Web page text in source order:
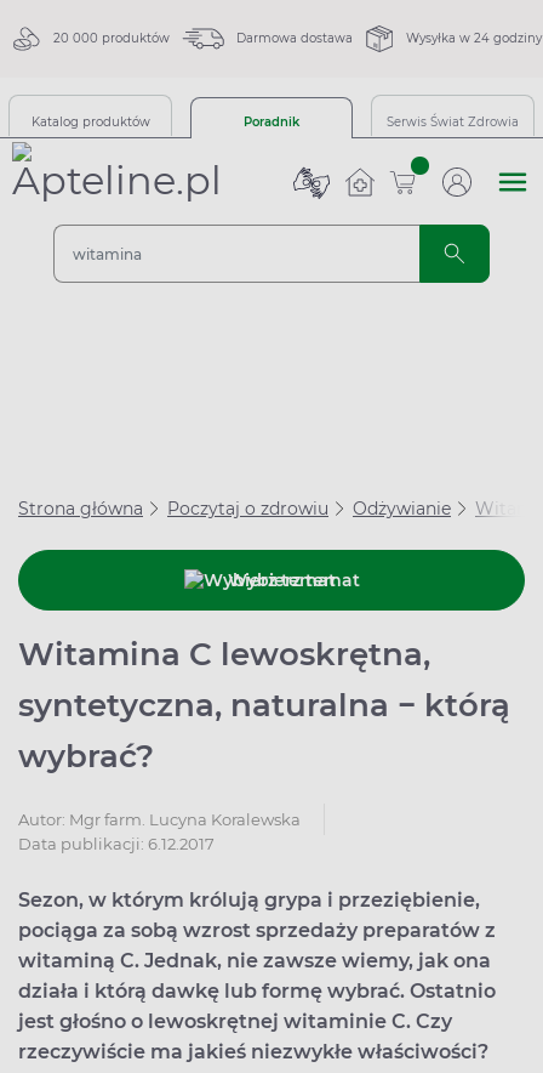
20 000 produktów Darmowa dostawa Wysyłka w 24 godziny
Katalog produktów Poradnik Serwis Świat Zdrowia
sztuk
Strona główna Poczytaj o zdrowiu Odżywianie
Wybierz temat
Witamina C lewoskrętna,
syntetyczna, naturalna − którą
wybrać?
Autor: Mgr farm. Lucyna Koralewska
Data publikacji: 6.12.2017
Sezon, w którym królują grypa i przeziębienie,
pociąga za sobą wzrost sprzedaży preparatów z
witaminą C. Jednak, nie zawsze wiemy, jak ona
działa i którą dawkę lub formę wybrać. Ostatnio
jest głośno o lewoskrętnej witaminie C. Czy
rzeczywiście ma jakieś niezwykłe właściwości?